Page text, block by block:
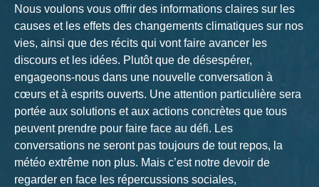
Nous voulons vous offrir des informations claires sur les
causes et les effets des changements climatiques sur nos
vies, ainsi que des récits qui vont faire avancer les
discours et les idées. Plutôt que de désespérer,
engageons-nous dans une nouvelle conversation à
cœurs et à esprits ouverts. Une attention particulière sera
portée aux solutions et aux actions concrètes que tous
peuvent prendre pour faire face au défi. Les
conversations ne seront pas toujours de tout repos, la
météo extrême non plus. Mais c’est notre devoir de
regarder en face les répercussions sociales,